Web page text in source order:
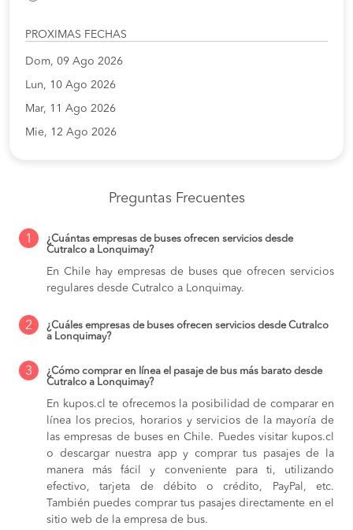
PROXIMAS FECHAS
Dom, 09 Ago 2026
Lun, 10 Ago 2026
Mar, 11 Ago 2026
Mie, 12 Ago 2026
Preguntas Frecuentes
1
¿Cuántas empresas de buses ofrecen servicios desde
Cutralco a Lonquimay?
En Chile hay empresas de buses que ofrecen servicios
regulares desde Cutralco a Lonquimay.
2
¿Cuáles empresas de buses ofrecen servicios desde Cutralco
a Lonquimay?
3
¿Cómo comprar en línea el pasaje de bus más barato desde
Cutralco a Lonquimay?
En kupos.cl te ofrecemos la posibilidad de comparar en
línea los precios, horarios y servicios de la mayoría de
las empresas de buses en Chile. Puedes visitar kupos.cl
o descargar nuestra app y comprar tus pasajes de la
manera más fácil y conveniente para ti, utilizando
efectivo, tarjeta de débito o crédito, PayPal, etc.
También puedes comprar tus pasajes directamente en el
sitio web de la empresa de bus.